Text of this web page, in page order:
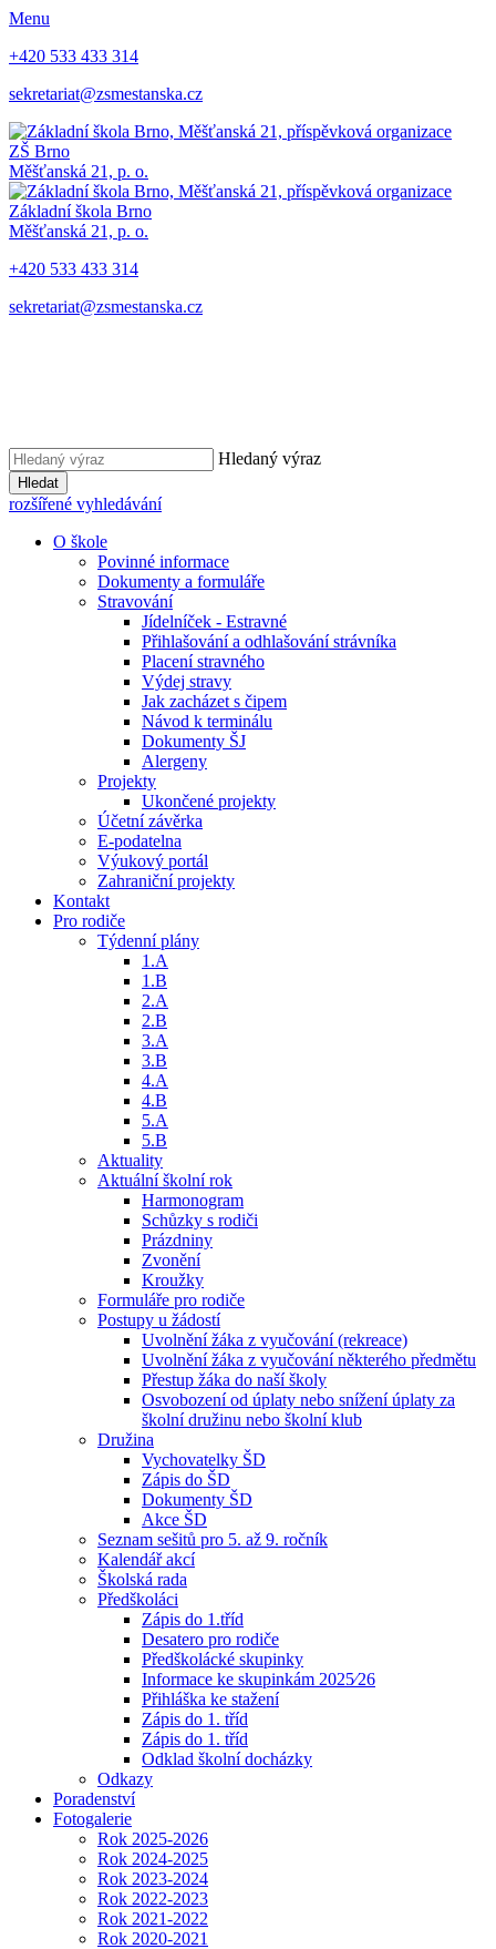
Menu
+420 533 433 314
sekretariat@zsmestanska.cz
ZŠ Brno
Měšťanská 21, p. o.
Základní škola Brno
Měšťanská 21, p. o.
+420 533 433 314
sekretariat@zsmestanska.cz
Hledaný výraz
Hledat
rozšířené vyhledávání
O škole
Povinné informace
Dokumenty a formuláře
Stravování
Jídelníček - Estravné
Přihlašování a odhlašování strávníka
Placení stravného
Výdej stravy
Jak zacházet s čipem
Návod k terminálu
Dokumenty ŠJ
Alergeny
Projekty
Ukončené projekty
Účetní závěrka
E-podatelna
Výukový portál
Zahraniční projekty
Kontakt
Pro rodiče
Týdenní plány
1.A
1.B
2.A
2.B
3.A
3.B
4.A
4.B
5.A
5.B
Aktuality
Aktuální školní rok
Harmonogram
Schůzky s rodiči
Prázdniny
Zvonění
Kroužky
Formuláře pro rodiče
Postupy u žádostí
Uvolnění žáka z vyučování (rekreace)
Uvolnění žáka z vyučování některého předmětu
Přestup žáka do naší školy
Osvobození od úplaty nebo snížení úplaty za
školní družinu nebo školní klub
Družina
Vychovatelky ŠD
Zápis do ŠD
Dokumenty ŠD
Akce ŠD
Seznam sešitů pro 5. až 9. ročník
Kalendář akcí
Školská rada
Předškoláci
Zápis do 1.tříd
Desatero pro rodiče
Předškolácké skupinky
Informace ke skupinkám 2025⁄26
Přihláška ke stažení
Zápis do 1. tříd
Zápis do 1. tříd
Odklad školní docházky
Odkazy
Poradenství
Fotogalerie
Rok 2025-2026
Rok 2024-2025
Rok 2023-2024
Rok 2022-2023
Rok 2021-2022
Rok 2020-2021